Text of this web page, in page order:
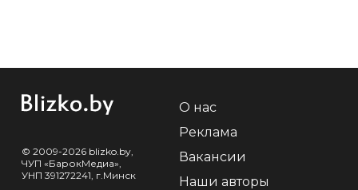
© 2009-2026 blizko.by,
ЧУП «БарокМедиа»,
УНП 391272241, г.Минск
О нас
Реклама
Вакансии
Наши авторы